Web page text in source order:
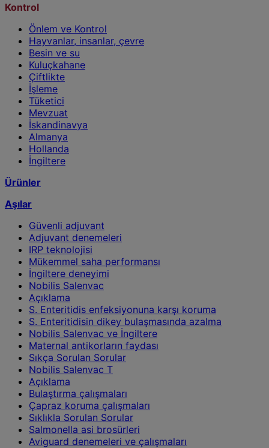
Kontrol
Önlem ve Kontrol
Hayvanlar, insanlar, çevre
Besin ve su
Kuluçkahane
Çiftlikte
İşleme
Tüketici
Mevzuat
İskandinavya
Almanya
Hollanda
İngiltere
Ürünler
Aşılar
Güvenli adjuvant
Adjuvant denemeleri
IRP teknolojisi
Mükemmel saha performansı
İngiltere deneyimi
Nobilis Salenvac
Açıklama
S. Enteritidis enfeksiyonuna karşı koruma
S. Enteritidisin dikey bulaşmasında azalma
Nobilis Salenvac ve İngiltere
Maternal antikorların faydası
Sıkça Sorulan Sorular
Nobilis Salenvac T
Açıklama
Bulaştırma çalışmaları
Çapraz koruma çalışmaları
Sıklıkla Sorulan Sorular
Salmonella asi brosürleri
Aviguard denemeleri ve çalışmaları